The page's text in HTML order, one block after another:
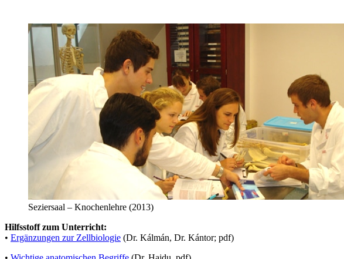
Seziersaal – Knochenlehre (2013)
Hilfsstoff zum Unterricht:
• Ergänzungen zur Zellbiologie (Dr. Kálmán, Dr. Kántor; pdf)